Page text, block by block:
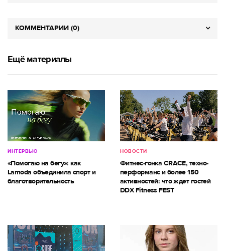
КОММЕНТАРИИ (0)
Ещё материалы
ИНТЕРВЬЮ
«Помогаю на бегу»: как
Lamoda объединила спорт и
благотворительность
НОВОСТИ
Фитнес-гонка CRACE, техно-
перформанс и более 150
активностей: что ждет гостей
DDX Fitness FEST